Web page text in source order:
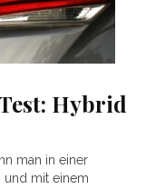
Hybrid
man in einer
und mit einem